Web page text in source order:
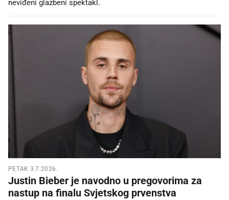
neviđeni glazbeni spektakl.
PETAK 3.7.2026.
Justin Bieber je navodno u pregovorima za
nastup na finalu Svjetskog prvenstva